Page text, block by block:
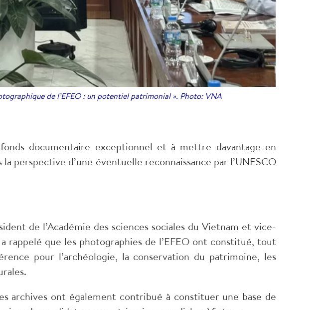
de l’EFEO : un potentiel patrimonial ». Photo: VNA
documentaire exceptionnel et à mettre davantage en
perspective d’une éventuelle reconnaissance par l’UNESCO
de l’Académie des sciences sociales du Vietnam et vice-
rappelé que les photographies de l’EFEO ont constitué, tout
pour l’archéologie, la conservation du patrimoine, les
archives ont également contribué à constituer une base de